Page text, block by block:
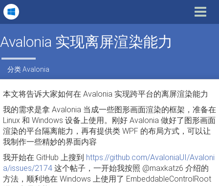
Toggle
Avalonia 实现离屏渲染能力
分类Avalonia
本文将告诉大家如何在 Avalonia 实现跨平台的离屏渲染能力
我的需求是拿 Avalonia 当成一些图形画面渲染的框架，准备在
Linux 和 Windows 设备上使用。刚好 Avalonia 做好了图形画面
渲染的平台隔离能力，再有提供类 WPF 的布局方式，可以让
我制作一些精妙的界面内容
我开始在 GitHub 上搜到 https://github.com/AvaloniaUI/Avaloni
a/issues/2174 这个帖子，一开始我按照 @maxkatz6 介绍的
方法，顺利地在 Windows 上使用了 EmbeddableControlRoot